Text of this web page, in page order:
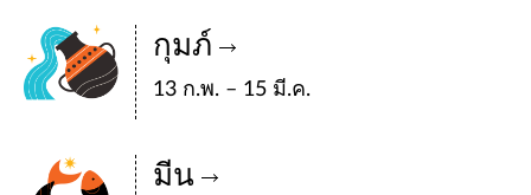
กุมภ์
13 ก.พ. – 15 มี.ค.
มีน